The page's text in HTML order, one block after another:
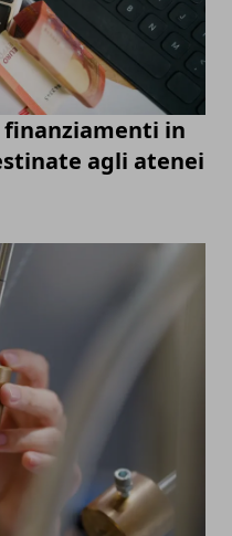
finanziamenti in
agli atenei